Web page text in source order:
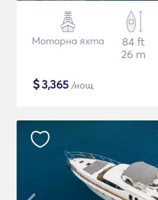
Моторна яхта
84 ft
26 m
$3,365 /нощ